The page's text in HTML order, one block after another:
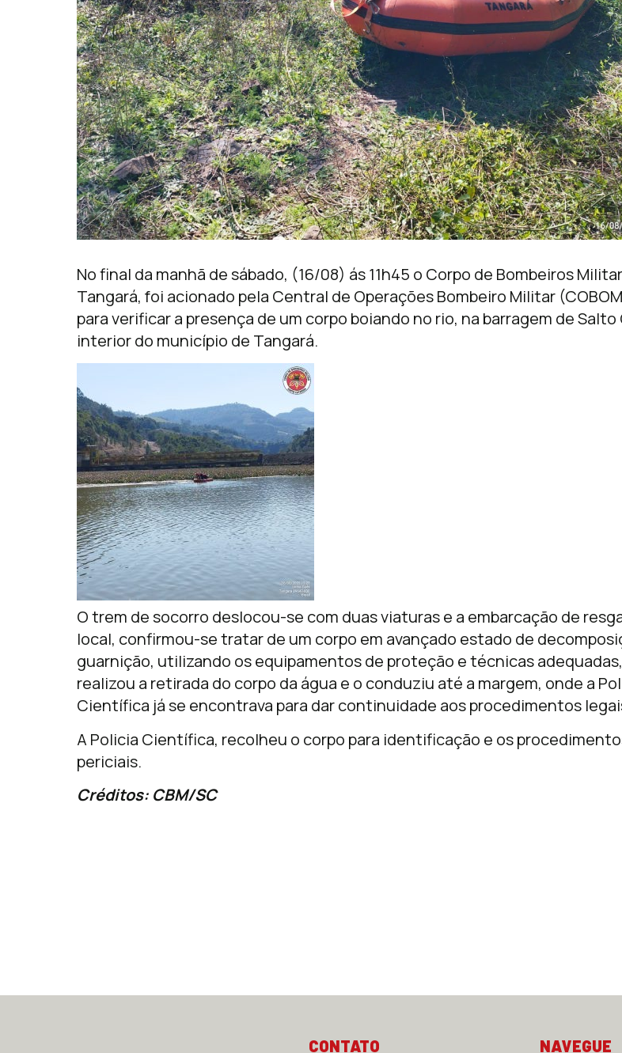
No final da manhã de sábado, (16/08) ás 11h45 o Corpo de Bombeiros
Tangará, foi acionado pela Central de Operações Bombeiro Militar (COBOM
para verificar a presença de um corpo boiando no rio, na barragem de Salto
interior do município de Tangará.
O trem de socorro deslocou-se com duas viaturas e a embarcação de
local, confirmou-se tratar de um corpo em avançado estado de
guarnição, utilizando os equipamentos de proteção e técnicas adequadas,
realizou a retirada do corpo da água e o conduziu até a margem, onde a
Científica já se encontrava para dar continuidade aos procedimentos
A Policia Científica, recolheu o corpo para identificação e os
periciais.
Créditos: CBM/SC
CONTATO NAVEGUE